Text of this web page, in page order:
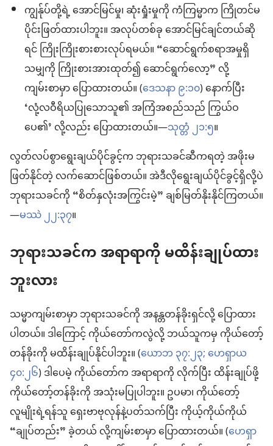
ကျွန်ုပ်တို့ရဲ့ အောင်မြင်မှု၊ ဆုံးရှုံးမှုကို ကံကြမ္မာက ကြိုတင်မ
ပိုင်းဖြတ်ထားပါဘူး။ အလုပ်တစ်ခု အောင်မြင်ချင်တယ်ဆို
ရင် ကြိုးကြိုးစားစားလုပ်ရမယ်။ “ဆောင်ရွက်စရာအမှုရှိ
သမျှကို ကြိုးစားအားထုတ်၍ ဆောင်ရွက်လော့” လို့
ကျမ်းစာမှာ ပြောထားတယ်။ (ဒေသနာ ၉:၁၀) နောက်ပြီး
‘လုံ့လဝီရိယပြုသောသူ၏ အကြံအစည်သည် ကြွယ်ဝ
ပေ၏’ လို့လည်း ပြောထားတယ်။—သုတ္တံ ၂၁:၅။
လွတ်လပ်စွာရွေးချယ်ပိုင်ခွင့်က ဘုရားသခင်ဆီကရတဲ့ အဖိုးမ
ဖြတ်နိုင်တဲ့ လက်ဆောင်ဖြစ်တယ်။ အဲဒီလိုရွေးချယ်ပိုင်ခွင့်ရှိလို့ပဲ
ဘုရားသခင်ကို “စိတ်နှလုံးအကြွင်းမဲ့” ချစ်မြတ်နိုးနိုင်ကြတယ်။
—မဿဲ ၂၂:၃၇။
ဘုရားသခင်က အရာရာကို မထိန်းချုပ်ထား
ဘူးလား
သမ္မာကျမ်းစာမှာ ဘုရားသခင်ကို အနန္တတန်ခိုးရှင်လို့ ပြောထား
ပါတယ်။ ဒါကြောင့် ကိုယ်တော်ကလွဲလို့ ဘယ်သူကမှ ကိုယ်တော့်
တန်ခိုးကို မထိန်းချုပ်နိုင်ပါဘူး။ (ယောဘ ၃၇:၂၃;ဟေရှာယ
၄၀:၂၆) ဒါပေမဲ့ ကိုယ်တော်က အရာရာကို လိုက်ပြီး ထိန်းချုပ်ဖို့
ကိုယ်တော့်တန်ခိုးကို အသုံးမပြုပါဘူး။ ဥပမာ၊ ကိုယ်တော့်
လူမျိုးရဲ့ရန်သူ ရှေးဗာဗုလုန်နဲ့ပတ်သက်ပြီး ကိုယ့်ကိုယ်ကိုယ်
“ချုပ်တည်း” ခဲ့တယ် လို့ကျမ်းစာမှာ ပြောထားတယ်။ (ဟေရှာ